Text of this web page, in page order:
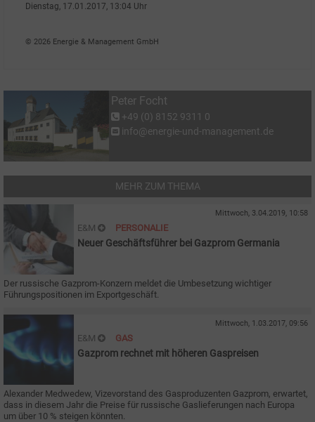
Dienstag, 17.01.2017, 13:04 Uhr
© 2026 Energie & Management GmbH
Peter Focht
+49 (0) 8152 9311 0
info@energie-und-management.de
MEHR ZUM THEMA
Mittwoch, 3.04.2019, 10:58
E&M PERSONALIE
Neuer Geschäftsführer bei Gazprom Germania
Der russische Gazprom-Konzern meldet die Umbesetzung wichtiger
Führungspositionen im Exportgeschäft.
Mittwoch, 1.03.2017, 09:56
E&M GAS
Gazprom rechnet mit höheren Gaspreisen
Alexander Medwedew, Vizevorstand des Gasproduzenten Gazprom, erwartet,
dass in diesem Jahr die Preise für russische Gaslieferungen nach Europa
um über 10 % steigen könnten.